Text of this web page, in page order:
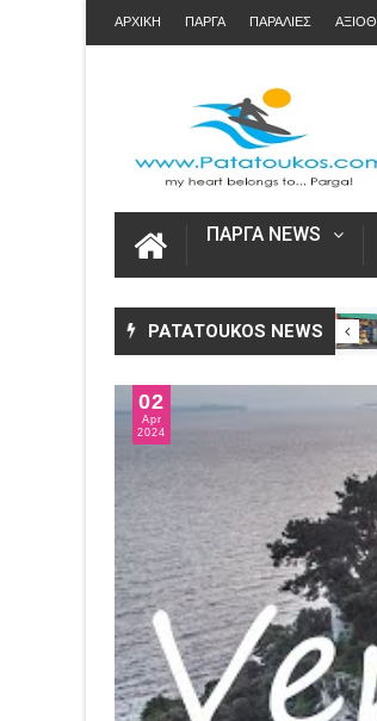
ΑΡΧΙΚΗ ΠΑΡΓΑ ΠΑΡΑΛΙΕΣ
ΠΑΡΓΑ NEWS
PATATOUKOS NEWS
Τραγωδία στα σύνορα Ελλάδας
– Αλβανίας.. Νεκρός 20χρονος
02
Apr
2024